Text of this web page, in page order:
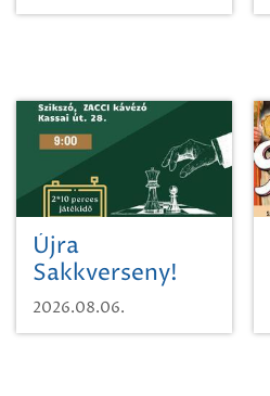
Újra
Sakkverseny!
2026.08.06.